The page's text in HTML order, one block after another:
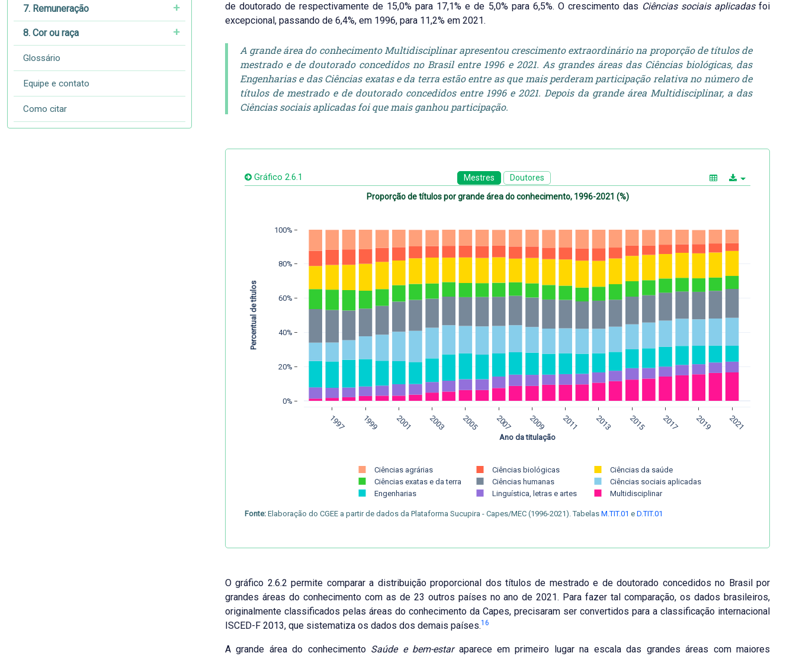
7. Remuneração
8. Cor ou raça
Glossário
Equipe e contato
Como citar
de doutorado de respectivamente de 15,0% para 17,1% e de 5,0% para 6,5%. O crescimento das Ciências sociais aplicadasfoi
excepcional, passando de 6,4%, em 1996, para 11,2% em 2021.
A grande área do conhecimento Multidisciplinar apresentou crescimento extraordinário na proporção de títulos de
mestrado e de doutorado concedidos no Brasil entre 1996 e 2021. As grandes áreas das Ciências biológicas, das
Engenharias e das Ciências exatas e da terra estão entre as que mais perderam participação relativa no número de
títulos de mestrado e de doutorado concedidos entre 1996 e 2021. Depois da grande área Multidisciplinar, a das
Ciências sociais aplicadas foi que mais ganhou participação.
Gráfico 2.6.1 Mestres Doutores
Proporção de títulos por grande área do conhecimento, 1996-2021 (%)
1997 1999 2001 2003 2005 2007 2009 2011 2013 2015 2017 2019 2021
0%
20%
40%
60%
80%
100%
Ciências agrárias Ciências biológicas
Ciências da saúde
Ciências exatas e da terra
Ciências humanas
Ciências sociais aplicadas
Engenharias
Linguística, letras e artes Multidisciplinar
Ano da titulação
Percentual de títulos
Fonte: Elaboração do CGEE a partir de dados da Plataforma Sucupira - Capes/MEC (1996-2021). Tabelas M.TIT.01 e D.TIT.01
O gráfico 2.6.2 permite comparar a distribuição proporcional dos títulos de mestrado e de doutorado concedidos no Brasil por
grandes áreas do conhecimento com as de 23 outros países no ano de 2021. Para fazer tal comparação, os dados brasileiros,
originalmente classificados pelas áreas do conhecimento da Capes, precisaram ser convertidos para a classificação internacional
ISCED-F 2013, que sistematiza os dados dos demais países.16
A grande área do conhecimento Saúde e bem-estaraparece em primeiro lugar na escala das grandes áreas com maiores